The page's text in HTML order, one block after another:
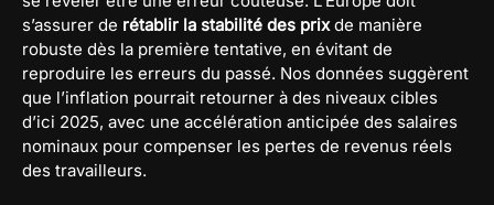
s’assurer de rétablir la stabilité des prixde manière
robuste dès la première tentative, en évitant de
reproduire les erreurs du passé. Nos données suggèrent
que l’inflation pourrait retourner à des niveaux cibles
d’ici 2025, avec une accélération anticipée des salaires
nominaux pour compenser les pertes de revenus réels
des travailleurs.